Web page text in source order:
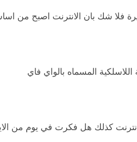
فلا شك بان الانترنت اصبح من
المسماه بالواي فاي
كذلك هل فكرت في يوم من